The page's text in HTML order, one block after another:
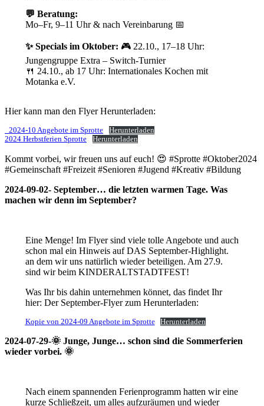
💬 Beratung:
Mo–Fr, 9–11 Uhr & nach Vereinbarung 📅
✨ Specials im Oktober: 🎮 22.10., 17–18 Uhr:
Jungengruppe Extra – Switch-Turnier
🍴 24.10., ab 17 Uhr: Internationales Kochen mit
Motanka e.V.
Hier kann man den Flyer Herunterladen:
_2024-10 Angebote im Sprotte
Herunterladen
2024 Herbstferien Sprotte
Herunterladen
Kommt vorbei, wir freuen uns auf euch! 😍 #Sprotte #Oktober2024
#Gemeinschaft #Freizeit #Senioren #Jugend #Kreativ #Bildung
2024-09-02- September… die letzten warmen Tage. Was
machen wir denn im September?
Eine Menge! Im Flyer sind viele tolle Angebote und auch
schon mal ein Hinweis auf DAS September-Highlight.
an dem wir uns natürlich wieder beteiligen. Am 27.9.
sind wir beim KINDERALTSTADTFEST!
Was Ihr bis dahin unternehmen könnet, das findet Ihr
hier: Der September-Flyer zum Herunterladen:
Kopie von 2024-09 Angebote im Sprotte Herunterladen
2024-07-29-🌞 Junge, Junge… schon sind die Sommerferien
wieder vorbei. 🌞
Nach einem spannenden Ferienprogramm hatten wir eine
kurze Schließzeit, um alles aufzuräumen und wieder